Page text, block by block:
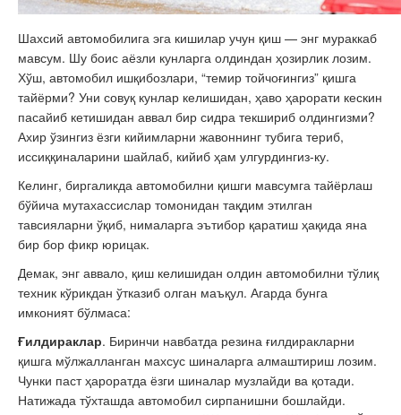
Шахсий автомобилига эга кишилар учун қиш — энг мураккаб
мавсум. Шу боис аёзли кунларга олдиндан ҳозирлик лозим.
Хўш, автомобил ишқибозлари, “темир тойчоғингиз” қишга
тайёрми? Уни совуқ кунлар келишидан, ҳаво ҳарорати кескин
пасайиб кетишидан аввал бир сидра текшириб олдингизми?
Ахир ўзингиз ёзги кийимларни жавоннинг тубига териб,
иссиққиналарини шайлаб, кийиб ҳам улгурдингиз-ку.
Келинг, биргаликда автомобилни қишги мавсумга тайёрлаш
бўйича мутахассислар томонидан тақдим этилган
тавсияларни ўқиб, нималарга эътибор қаратиш ҳақида яна
бир бор фикр юрицак.
Демак, энг аввало, қиш келишидан олдин автомобилни тўлиқ
техник кўрикдан ўтказиб олган маъқул. Агарда бунга
имконият бўлмаса:
Ғилдираклар. Биринчи навбатда резина ғилдиракларни
қишга мўлжалланган махсус шиналарга алмаштириш лозим.
Чунки паст ҳароратда ёзги шиналар музлайди ва қотади.
Натижада тўхташда автомобил сирпанишни бошлайди.